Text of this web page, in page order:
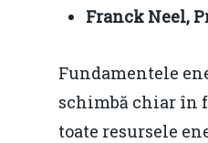
Franck Neel,
Fundamentele
schimbă chiar în
toate resursele